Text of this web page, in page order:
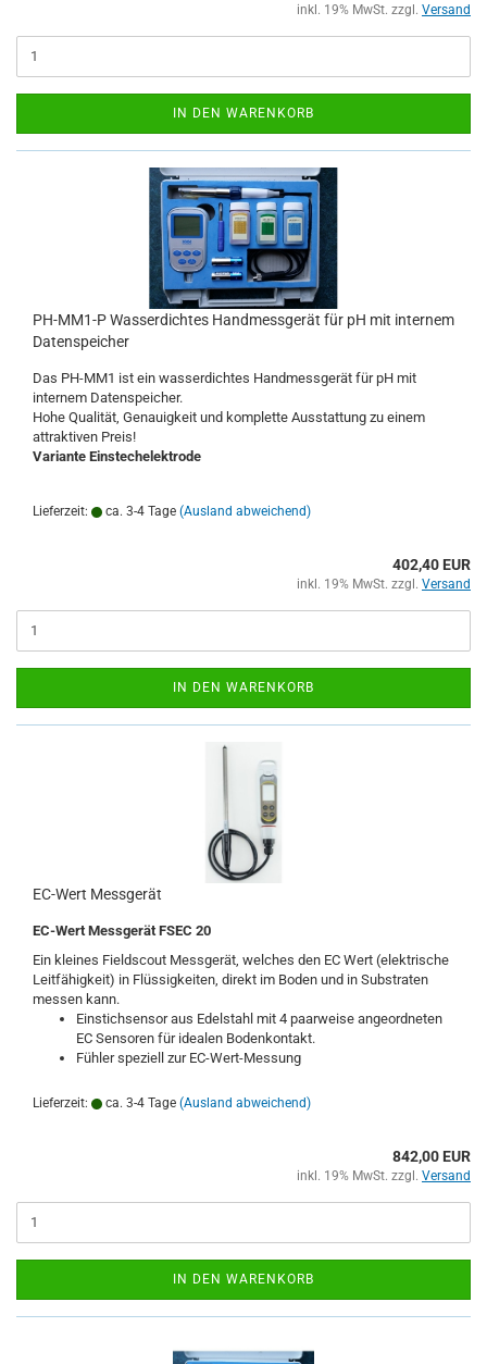
inkl. 19% MwSt. zzgl. Versand
IN DEN WARENKORB
PH-MM1-P Wasserdichtes Handmessgerät für pH mit internem
Datenspeicher
Das PH-MM1 ist ein wasserdichtes Handmessgerät für pH mit
internem Datenspeicher.
Hohe Qualität, Genauigkeit und komplette Ausstattung zu einem
attraktiven Preis!
Variante Einstechelektrode
Lieferzeit: ca. 3-4 Tage (Ausland abweichend)
402,40 EUR
inkl. 19% MwSt. zzgl. Versand
IN DEN WARENKORB
EC-Wert Messgerät
EC-Wert Messgerät FSEC 20
Ein kleines Fieldscout Messgerät, welches den EC Wert (elektrische
Leitfähigkeit) in Flüssigkeiten, direkt im Boden und in Substraten
messen kann.
Einstichsensor aus Edelstahl mit 4 paarweise angeordneten
EC Sensoren für idealen Bodenkontakt.
Fühler speziell zur EC-Wert-Messung
Lieferzeit: ca. 3-4 Tage (Ausland abweichend)
842,00 EUR
inkl. 19% MwSt. zzgl. Versand
IN DEN WARENKORB